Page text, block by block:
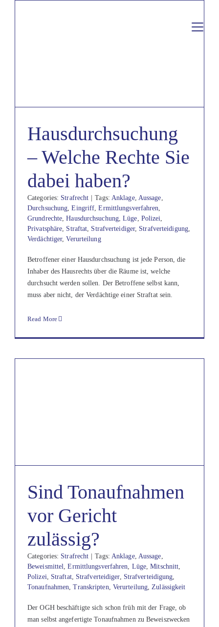
Prozessfinanzierer
Formulare
Über uns
Hausdurchsuchung
– Welche Rechte Sie
dabei haben?
Categories: Strafrecht Tags: Anklage, Aussage,
Durchsuchung,Eingriff,Ermittlungsverfahren,
Grundrechte,Hausdurchsuchung,Lüge, Polizei,
Privatsphäre, Straftat, Strafverteidiger, Strafverteidigung,
Verdächtiger,Verurteilung
Betroffener einer Hausdurchsuchung ist jede Person, die
Inhaber des Hausrechts über die Räume ist, welche
durchsucht werden sollen. Der Betroffene selbst kann,
muss aber nicht, der Verdächtige einer Straftat sein.
Read More
Sind Tonaufnahmen
vor Gericht
zulässig?
Categories: Strafrecht Tags: Anklage, Aussage,
Beweismittel,Ermittlungsverfahren, Lüge,Mitschnitt,
Polizei, Straftat, Strafverteidiger, Strafverteidigung,
Tonaufnahmen,Transkripten, Verurteilung,Zulässigkeit
Der OGH beschäftigte sich schon früh mit der Frage, ob
man selbst angefertigte Tonaufnahmen zu Beweiszwecken